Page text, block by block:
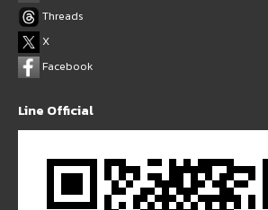
Threads
X
Facebook
Line Official